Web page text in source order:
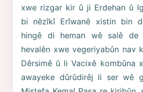
xwe rizgar kir û ji Erdehan û
bi nêzîkî Erîwanê xistin bin
hingê di heman wê salê
hevalên xwe vegeriyabûn nav
Dêrsimê û li Vacixê kombûna
awayeke dûrûdirêj li ser wê